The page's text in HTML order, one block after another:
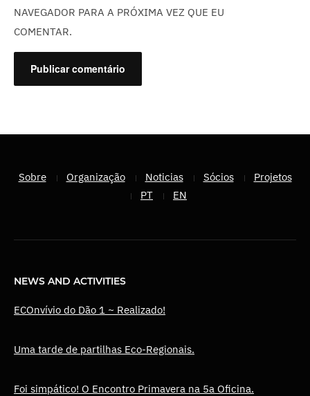
NAVEGADOR PARA A PRÓXIMA VEZ QUE EU
COMENTAR.
Sobre Organização Noticias Sócios
Projetos
PT
EN
NEWS AND ACTIVITIES
ECOnvívio do Dão 1 ~ Realizado!
Uma tarde de partilhas Eco-Regionais.
Foi simpático! O Encontro Primavera na 5a Oficina.